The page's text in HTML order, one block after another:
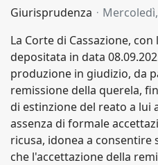
Giurisprudenza
La Corte di Cassazione,
depositata in data
produzione in giudizio, da
remissione della querela,
di estinzione del reato a lui
assenza di formale
ricusa, idonea a
che l'accettazione della